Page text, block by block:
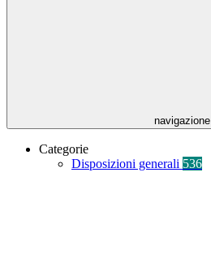
navigazione
Categorie
Disposizioni generali 536